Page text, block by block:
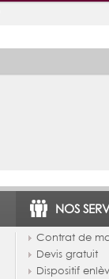
NOS
Contrat de
Devis gratuit
Dispositif